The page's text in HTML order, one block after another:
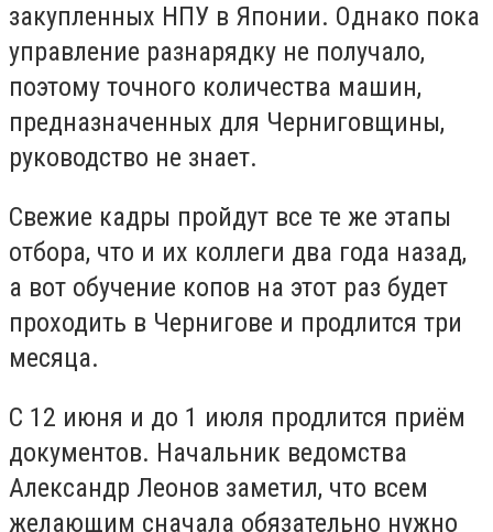
закупленных НПУ в Японии. Однако пока
управление разнарядку не получало,
поэтому точного количества машин,
предназначенных для Черниговщины,
руководство не знает.
Свежие кадры пройдут все те же этапы
отбора, что и их коллеги два года назад,
а вот обучение копов на этот раз будет
проходить в Чернигове и продлится три
месяца.
С 12 июня и до 1 июля продлится приём
документов. Начальник ведомства
Александр Леонов заметил, что всем
желающим сначала обязательно нужно